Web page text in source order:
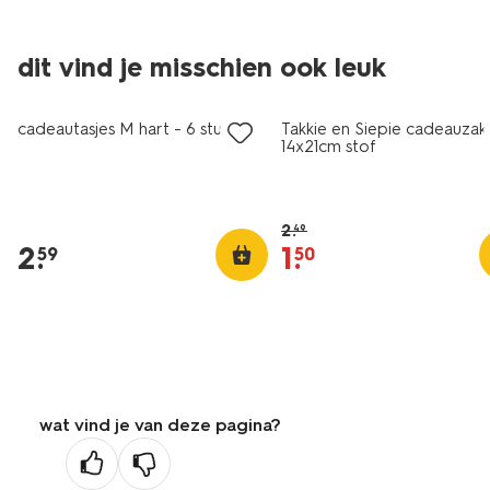
dit vind je misschien ook leuk
cadeautasjes M hart - 6 stuks
2.
59
sale
Takkie en Siepie
14x21cm stof
2.49
1.
50
wat vind je van deze pagina?